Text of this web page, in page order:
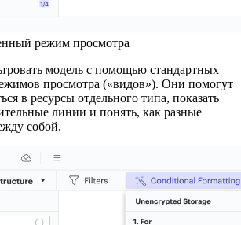
режим просмотра
модель с помощью стандартных
просмотра («видов»). Они помогут
в ресурсы отдельного типа, показать
линии и понять, как разные
собой.